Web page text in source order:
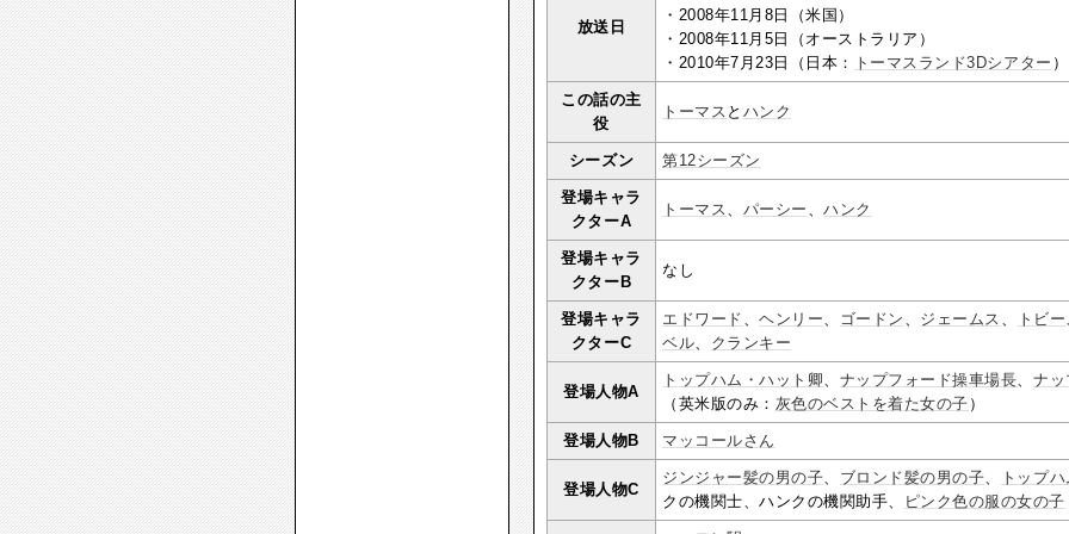
放送日
・2008年11月8日（米国）
・2008年11月5日（オーストラリア）
・2010年7月23日（日本：
トーマスランド3Dシアター ）
この話の主
役
トーマス と ハンク
シーズン 第12シーズン
登場キャラ
クターA
トーマス、 パーシー 、ハンク
登場キャラ
クターB
なし
登場キャラ
クターC
エドワード 、ヘンリー、 ゴードン 、 ジェームス 、 トビー
ベル、 クランキー
登場人物A
トップハム・ハット卿、 ナップフォード操車場長、 ナッ
（英米版のみ： 灰色のベストを着た女の子 ）
登場人物B マッコールさん
登場人物C
ジンジャー髪の男の子、 ブロンド髪の男の子、
トップ
クの機関士、ハンクの機関助手、
ピンク色の服の女の子